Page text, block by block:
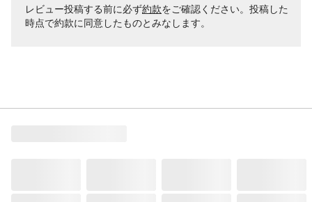
レビュー投稿する前に必ず約款をご確認ください。投稿した
時点で約款に同意したものとみなします。